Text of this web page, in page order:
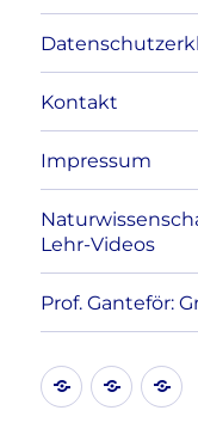
Kontakt
Impressum
Lehr-Videos
Prof. Ganteför:
Kontakt